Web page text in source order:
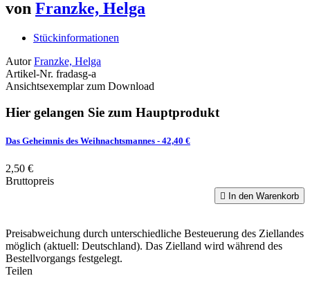
von Franzke, Helga
Stückinformationen
Autor Franzke, Helga
Artikel-Nr. fradasg-a
Ansichtsexemplar zum Download
Hier gelangen Sie zum Hauptprodukt
Das Geheimnis des Weihnachtsmannes - 42,40 €
2,50 €
Bruttopreis
 In den Warenkorb
Preisabweichung durch unterschiedliche Besteuerung des Ziellandes
möglich (aktuell: Deutschland). Das Zielland wird während des
Bestellvorgangs festgelegt.
Teilen